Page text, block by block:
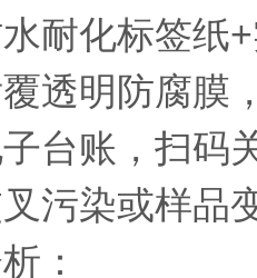
化标签纸+
明防腐膜，
账，扫码关
染或样品
：